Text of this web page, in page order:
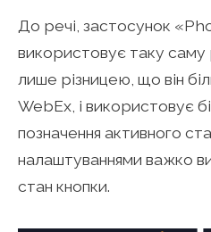
До речі, застосунок
використовує таку саму
лише різницею, що він
WebEx, і використовує
позначення активного
налаштуваннями важко
стан кнопки.